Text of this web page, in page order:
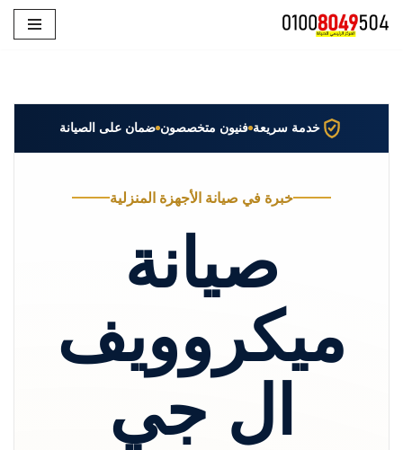
خدمة سريعة فنيون متخصصون ضمان على الصيانة
خبرة في صيانة الأجهزة المنزلية
صيانة
ميكروويف
ال جي